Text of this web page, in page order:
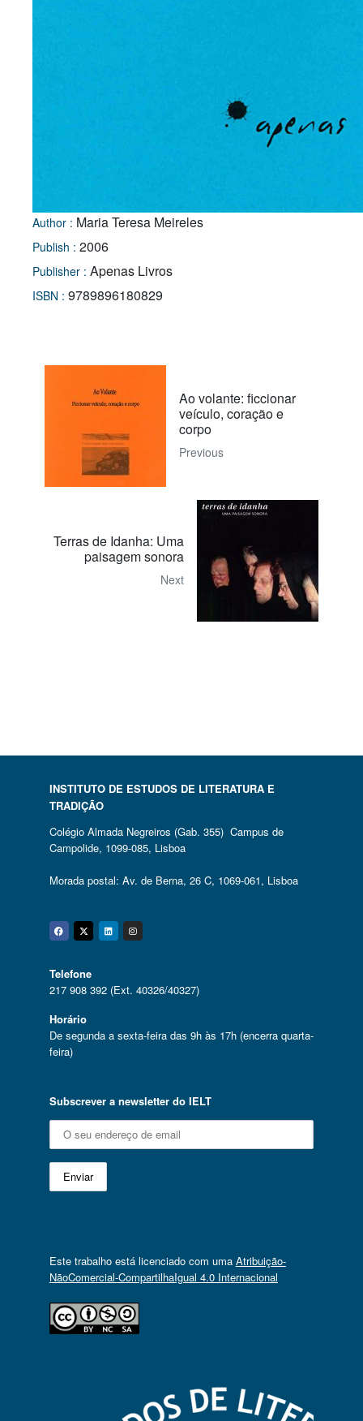
Author : Maria Teresa Meireles
Publish : 2006
Publisher : Apenas Livros
ISBN : 9789896180829
Ao volante: ficcionar
veículo, coração e
corpo
Previous
Terras de Idanha: Uma
paisagem sonora
Next
INSTITUTO DE ESTUDOS DE LITERATURA E
TRADIÇÃO
Colégio Almada Negreiros (Gab. 355) Campus de
Campolide, 1099-085, Lisboa
Morada postal: Av. de Berna, 26 C, 1069-061, Lisboa
Facebook
Twitter
Linkedin
Instagram
Telefone
217 908 392 (Ext. 40326/40327)
Horário
De segunda a sexta-feira das 9h às 17h (encerra quarta-
feira)
Subscrever a newsletter do IELT
Este trabalho está licenciado com uma Atribuição-
NãoComercial-CompartilhaIgual 4.0 Internacional